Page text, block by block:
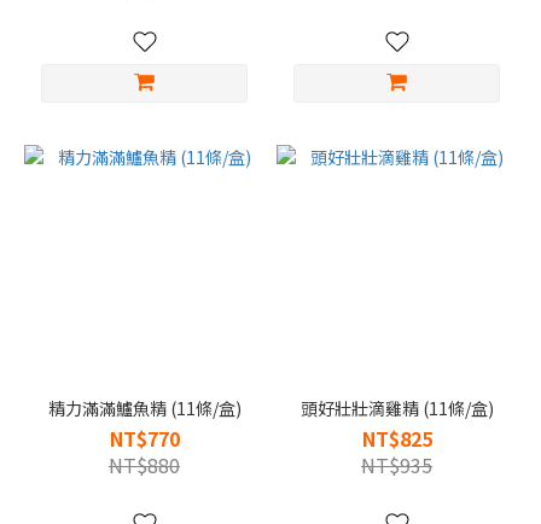
精力滿滿鱸魚精 (11條/盒)
NT$770
NT$880
頭好壯壯滴雞精 (11條/盒)
NT$825
NT$935